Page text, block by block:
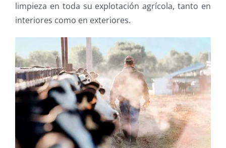
limpieza en toda su explotación agrícola, tanto en
interiores como en exteriores.